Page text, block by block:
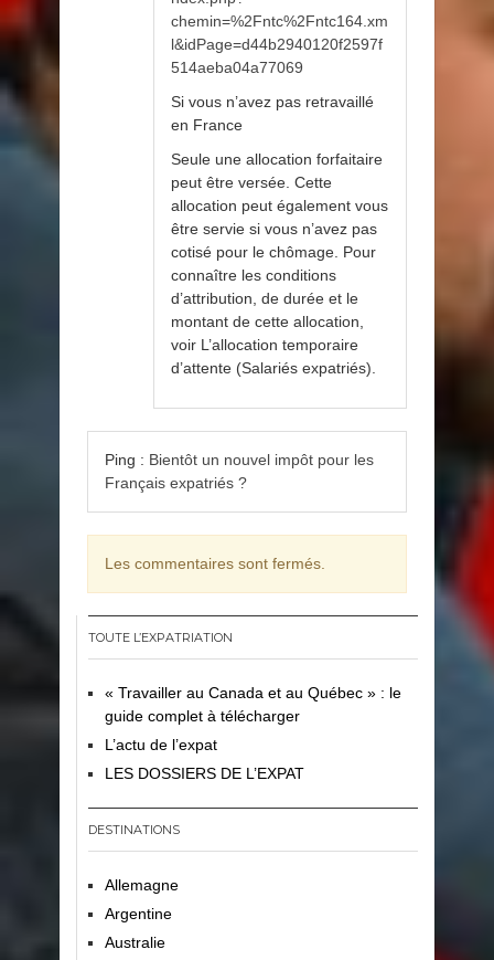
chemin=%2Fntc%2Fntc164.xm
l&idPage=d44b2940120f2597f
514aeba04a77069
Si vous n’avez pas retravaillé
en France
Seule une allocation forfaitaire
peut être versée. Cette
allocation peut également vous
être servie si vous n’avez pas
cotisé pour le chômage. Pour
connaître les conditions
d’attribution, de durée et le
montant de cette allocation,
voir L’allocation temporaire
d’attente (Salariés expatriés).
Ping : Bientôt un nouvel impôt pour les
Français expatriés ?
Les commentaires sont fermés.
TOUTE L’EXPATRIATION
« Travailler au Canada et au Québec » : le
guide complet à télécharger
L’actu de l’expat
LES DOSSIERS DE L’EXPAT
DESTINATIONS
Allemagne
Argentine
Australie